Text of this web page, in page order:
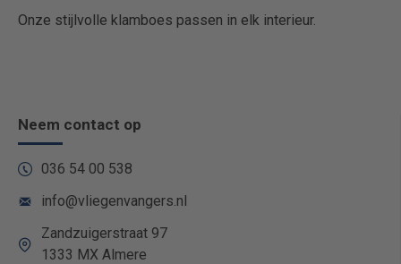
Onze stijlvolle klamboes passen in elk interieur.
Neem contact op
036 54 00 538
info@vliegenvangers.nl
Zandzuigerstraat 97
1333 MX Almere